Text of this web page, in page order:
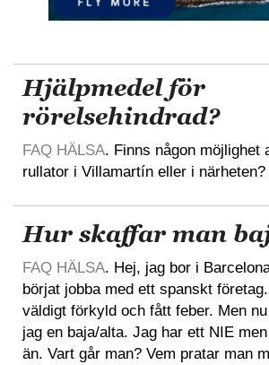
Hjälpmedel för
rörelsehindrad?
FAQ HÄLSA. Finns någon möjlighet
rullator i Villamartín eller i närheten?
Hur skaffar man
FAQ HÄLSA. Hej, jag bor i
börjat jobba med ett spanskt
väldigt förkyld och fått feber. Men
jag en baja/alta. Jag har ett NIE
än. Vart går man? Vem pratar man